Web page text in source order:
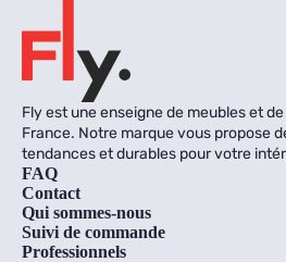
Fly est une enseigne de meubles et
France. Notre marque vous propose
tendances et durables pour votre
FAQ
Contact
Qui sommes-nous
Suivi de commande
Professionnels